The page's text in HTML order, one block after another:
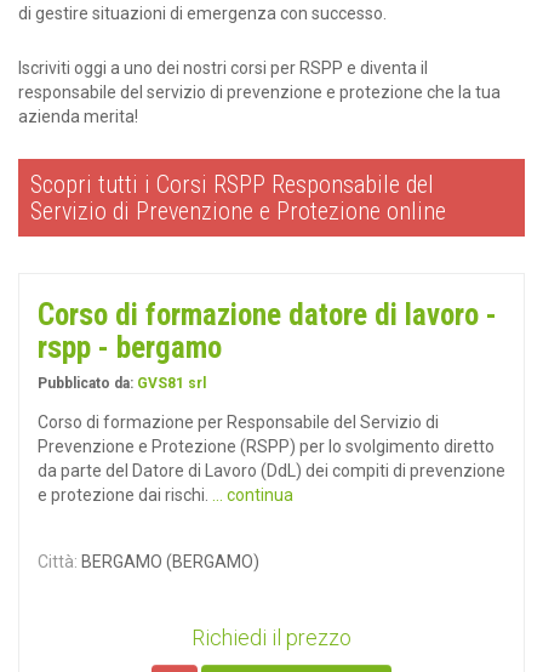
di gestire situazioni di emergenza con successo.
Iscriviti oggi a uno dei nostri corsi per RSPP e diventa il
responsabile del servizio di prevenzione e protezione che la tua
azienda merita!
Scopri tutti i Corsi RSPP Responsabile del
Servizio di Prevenzione e Protezione online
Corso di formazione datore di lavoro -
rspp - bergamo
Pubblicato da: GVS81 srl
Corso di formazione per Responsabile del Servizio di
Prevenzione e Protezione (RSPP) per lo svolgimento diretto
da parte del Datore di Lavoro (DdL) dei compiti di prevenzione
e protezione dai rischi.
... continua
Città: BERGAMO (BERGAMO)
Richiedi il prezzo